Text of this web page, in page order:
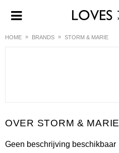
HOME BRANDS STORM & MARIE
STORM & MARIE
Geen beschrijving beschikbaar